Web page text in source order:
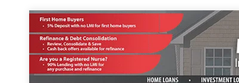
Skip
content